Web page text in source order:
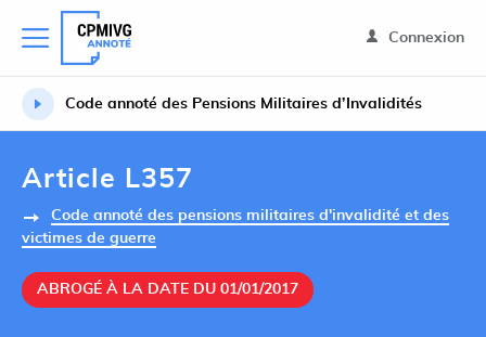
Connexion
Code annoté des Pensions Militaires d’Invalidités
Article L357
Code annoté des pensions militaires d'invalidité et des
victimes de guerre
ABROGÉ À LA DATE DU 01/01/2017